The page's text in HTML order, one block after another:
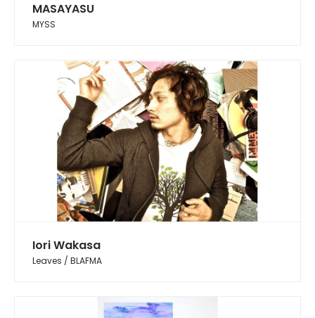
MASAYASU
MYSS
Iori Wakasa
Leaves / BLAFMA